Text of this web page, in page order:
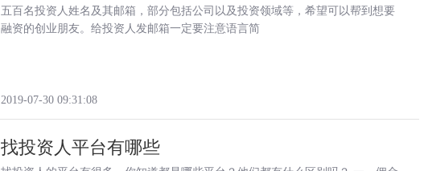
五百名投资人姓名及其邮箱，部分包括公司以及投资领域等，希望可以帮到想要
融资的创业朋友。给投资人发邮箱一定要注意语言简
2019-07-30 09:31:08
找投资人平台有哪些